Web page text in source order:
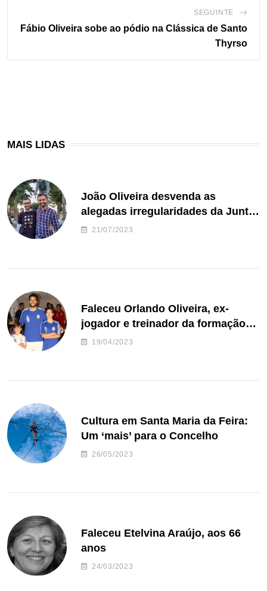
SEGUINTE
Fábio Oliveira sobe ao pódio na Clássica de Santo
Thyrso
MAIS LIDAS
João Oliveira desvenda as
alegadas irregularidades da Junta
de Freguesia S. João de Ver
21/07/2023
Faleceu Orlando Oliveira, ex-
jogador e treinador da formação
de andebol do Feirense
19/04/2023
Cultura em Santa Maria da Feira:
Um ‘mais’ para o Concelho
26/05/2023
Faleceu Etelvina Araújo, aos 66
anos
24/03/2023